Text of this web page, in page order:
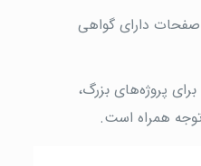
دارای گواهی
برای پروژه‌های بزرگ،
همراه است.